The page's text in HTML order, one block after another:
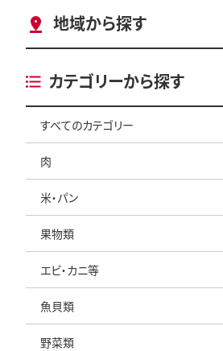
地域から探す
カテゴリーから探す
すべてのカテゴリー
肉
米・パン
果物類
エビ・カニ等
魚貝類
野菜類